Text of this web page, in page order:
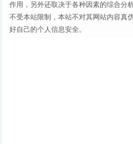
作用，另外还取决于各种因素的综合分
不受本站限制，本站不对其网站内容真
好自己的个人信息安全。